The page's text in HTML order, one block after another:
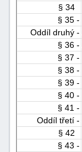
§ 34
§ 35 -
Oddíl druhý -
§ 36 -
§ 37 -
§ 38 -
§ 39 -
§ 40 -
§ 41 -
Oddíl třetí -
§ 42
§ 43 -